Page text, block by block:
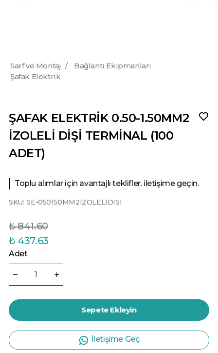
Sarf ve Montaj /
Bağlantı Ekipmanları
Şafak Elektrik
ŞAFAK ELEKTRİK 0.50-1.50MM2
İZOLELİ DİŞİ TERMİNAL (100
ADET)
Toplu alımlar için avantajlı teklifler. iletişime geçin.
SKU: SE-050150MM2IZOLELIDISI
₺ 841.60
₺ 437.63
Adet
Sepete Ekleyin
İletişime Geç